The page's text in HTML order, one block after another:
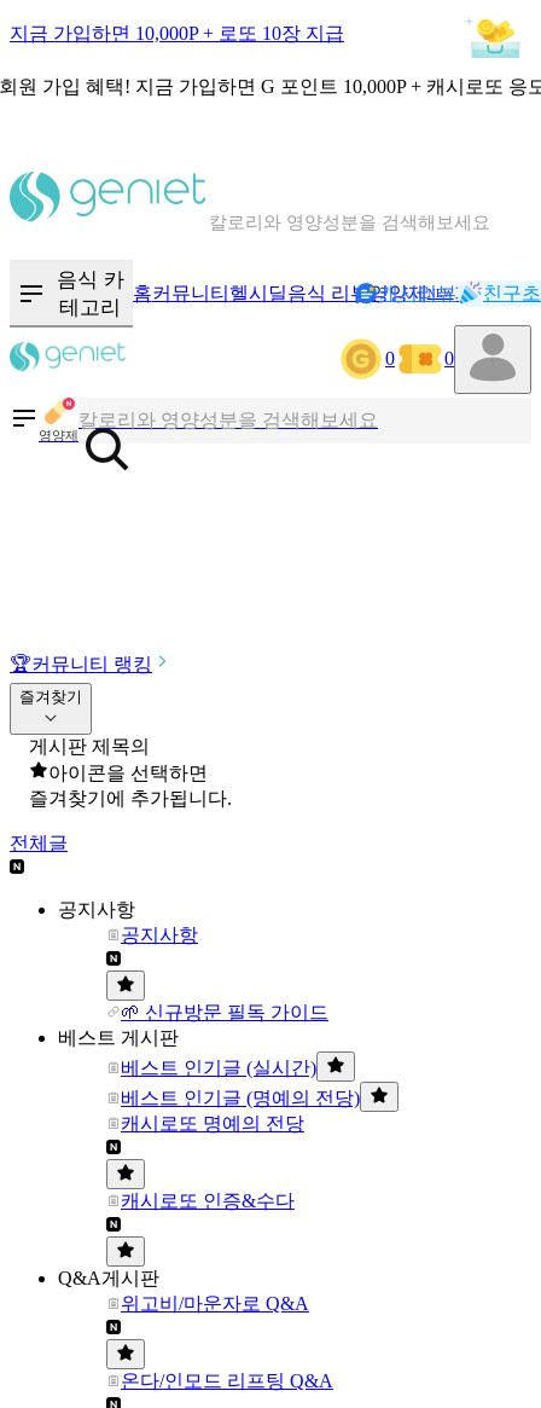
지금 가입하면 10,000P + 로또 10장 지급
원 가입 혜택! 지금 가입하면 G 포인트 10,000P + 캐시로또 응
혈당 · 다이어트 음식 검색해보세요
음식 카
테고리
홈커뮤니티 헬시딜음식 리뷰영양제NEW기록
캐시리뷰 친구
0 0
영양제
칼로리와 영양성분을 검색해보세요
혈당 · 다이어트 음식 검색해보세요
음식 · 영양제 리뷰를 찾아보세요
🏆커뮤니티 랭킹
즐겨찾기
게시판 제목의
아이콘을 선택하면
즐겨찾기에 추가됩니다.
전체글
공지사항
공지사항
🌱 신규방문 필독 가이드
베스트 게시판
베스트 인기글 (실시간)
베스트 인기글 (명예의 전당)
캐시로또 명예의 전당
캐시로또 인증&수다
Q&A게시판
위고비/마운자로 Q&A
온다/인모드 리프팅 Q&A